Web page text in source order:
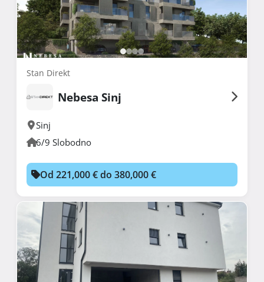
Stan Direkt
Nebesa Sinj
Sinj
6/9 Slobodno
Od 221,000 € do 380,000 €